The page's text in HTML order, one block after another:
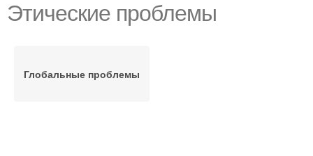
Этические проблемы
Глобальные проблемы